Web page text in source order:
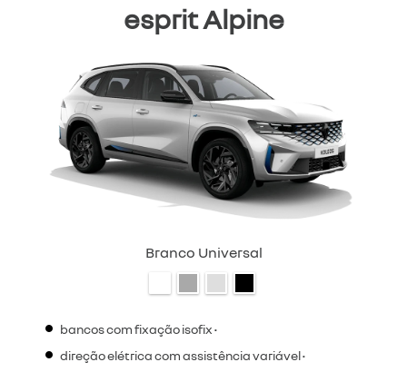
esprit Alpine
Branco Universal
bancos com fixação isofix •
direção elétrica com assistência variável •